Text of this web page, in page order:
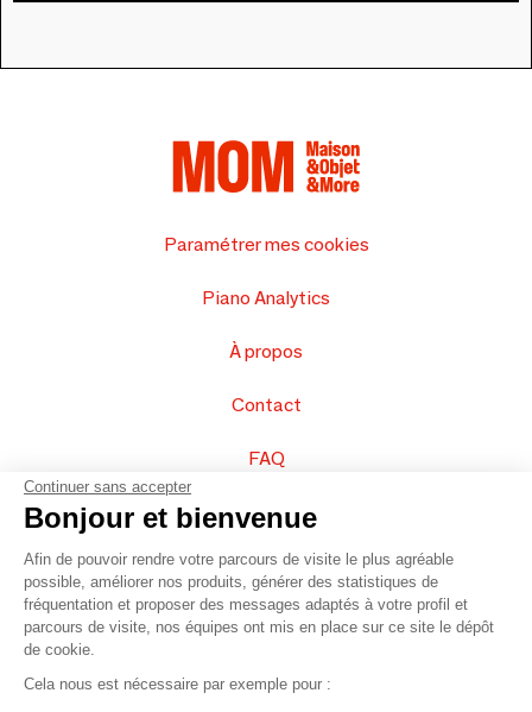
Paramétrer mes cookies
Piano Analytics
À propos
Contact
FAQ
Vendez vos produits
Plan du site
© 2016 –Organisation SAFI
Continuer sans accepter
Bonjour et bienvenue
Afin de pouvoir rendre votre parcours de visite le plus agréable
possible, améliorer nos produits, générer des statistiques de
fréquentation et proposer des messages adaptés à votre profil et
parcours de visite, nos équipes ont mis en place sur ce site le dépôt
de cookie.
Cela nous est nécessaire par exemple pour :